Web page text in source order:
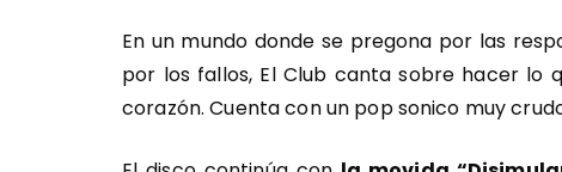
En un mundo donde se pregona por las
por los fallos, El Club canta sobre hacer lo
corazón. Cuenta con un pop sonico muy